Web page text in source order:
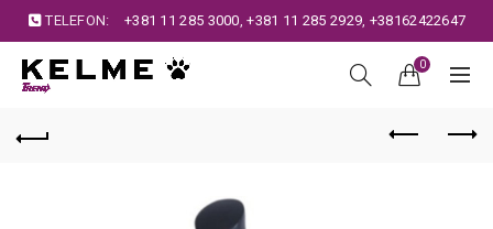
TELEFON: +381 11 285 3000,+381 11 285 2929, +38162422647
0